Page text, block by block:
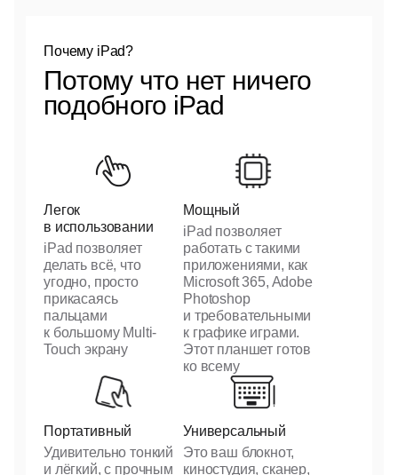
Почему iPad?
Потому что нет ничего
подобного iPad
Легок
в использовании
iPad позволяет
делать всё, что
угодно, просто
прикасаясь
пальцами
к большому Multi-
Touch экрану
Мощный
iPad позволяет
работать с такими
приложениями, как
Microsoft 365, Adobe
Photoshop
и требовательными
к графике играми.
Этот планшет готов
ко всему
Портативный
Удивительно тонкий
и лёгкий, с прочным
Универсальный
Это ваш блокнот,
киностудия, сканер,